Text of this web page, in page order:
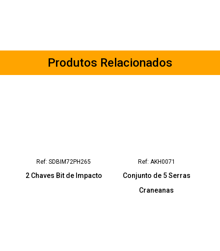
Produtos Relacionados
Ref: SDBIM72PH265
2 Chaves Bit de Impacto
Ref: AKH0071
Conjunto de 5 Serras
Craneanas